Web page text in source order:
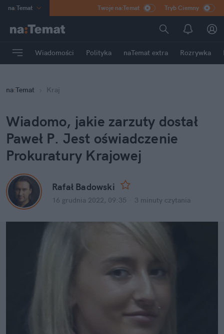
na:Temat
Poland
mama
Rozrywka
Twoje na:Temat Tryb Ciemny
Wiadomości Polityka naTemat extra Rozrywka
na:Temat Kraj
Wiadomo, jakie zarzuty dostał
Paweł P. Jest oświadczenie
Prokuratury Krajowej
Rafał Badowski
16 grudnia 2022, 09:35 3 minuty czytania